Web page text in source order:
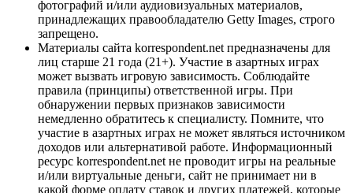
фотографий и/или аудиовизуальных материалов,
принадлежащих правообладателю Getty Images, строго
запрещено.
Материалы сайта korrespondent.net предназначены для
лиц старше 21 года (21+). Участие в азартных играх
может вызвать игровую зависимость. Соблюдайте
правила (принципы) ответственной игры. При
обнаружении первых признаков зависимости
немедленно обратитесь к специалисту. Помните, что
участие в азартных играх не может являться источником
доходов или альтернативой работе. Информационный
ресурс korrespondent.net не проводит игры на реальные
и/или виртуальные деньги, сайт не принимает ни в
какой форме оплату ставок и других платежей, которые